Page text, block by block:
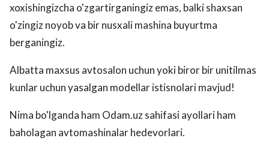
защищены.
xoxishingizcha o'zgartirganingiz emas, balki shaxsan
o'zingiz noyob va bir nusxali mashina buyurtma
berganingiz.
Albatta maxsus avtosalon uchun yoki biror bir unitilmas
kunlar uchun yasalgan modellar istisnolari mavjud!
Nima bo'lganda ham Odam.uz sahifasi ayollari ham
baholagan avtomashinalar hedevorlari.